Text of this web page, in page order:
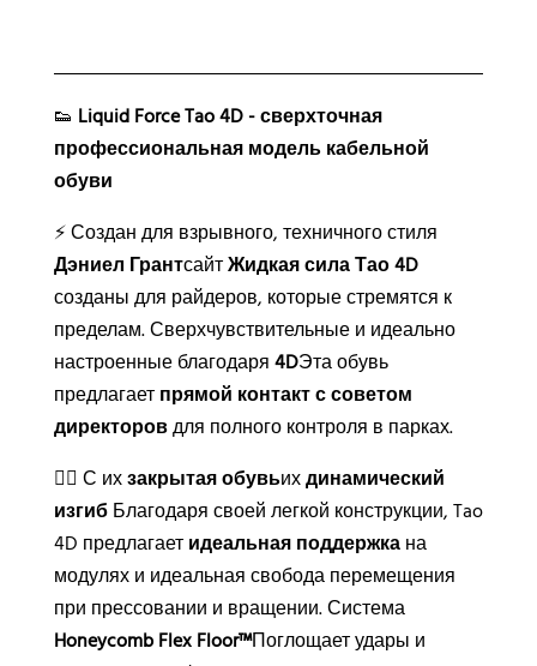
а
👟 Liquid Force Tao 4D - сверхточная
профессиональная модель кабельной
обуви
⚡ Создан для взрывного, техничного стиля
Дэниел ГрантсайтЖидкая сила Тао 4D
созданы для райдеров, которые стремятся к
пределам. Сверхчувствительные и идеально
настроенные благодаря 4DЭта обувь
предлагает прямой контакт с советом
директоровдля полного контроля в парках.
🏄‍♂️ С ихзакрытая обувьихдинамический
изгибБлагодаря своей легкой конструкции, Tao
4D предлагает идеальная поддержкана
модулях и идеальная свобода перемещения
при прессовании и вращении. Система
Honeycomb Flex Floor™Поглощает удары и